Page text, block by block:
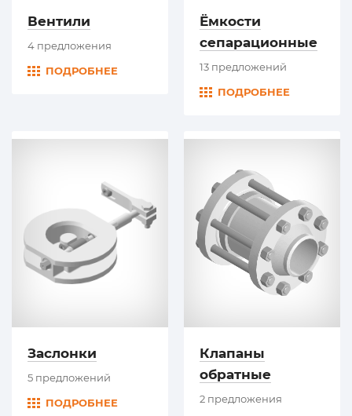
Вентили
4 предложения
ПОДРОБНЕЕ
Ёмкости
сепарационные
13 предложений
ПОДРОБНЕЕ
Заслонки
5 предложений
ПОДРОБНЕЕ
Клапаны
обратные
2 предложения